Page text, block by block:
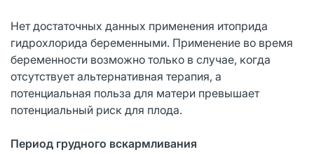
Нет достаточных данных применения итоприда
гидрохлорида беременными. Применение во время
беременности возможно только в случае, когда
отсутствует альтернативная терапия, а
потенциальная польза для матери превышает
потенциальный риск для плода.
Период грудного вскармливания